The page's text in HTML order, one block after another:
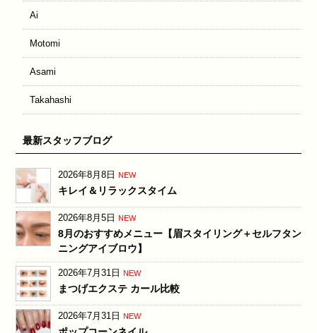
Ai
Motomi
Asami
Takahashi
最新スタッフブログ
2026年8月8日 NEW
キレイ＆リラックスタイム
2026年8月5日 NEW
8月のおすすめメニュー【眉スタイリング＋セルフタン
ニングアイブロウ】
2026年7月31日 NEW
まつげエクステ カール比較
2026年7月31日 NEW